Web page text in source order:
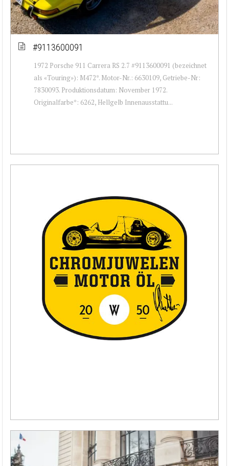
#9113600091
1972 Porsche 911 Carrera RS 2.7 #9113600091 (bezeichnet
als «Touring»): M472*. Motor-Nr.: 6630109, Getriebe-Nr:
7830093. Produktionsdatum: November 1972.
Originalfarbe*: 6262, Hellgelb Innenausstattu...